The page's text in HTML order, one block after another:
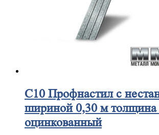
С10Профнастил с
шириной 0,30 м толщина
оцинкованный